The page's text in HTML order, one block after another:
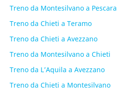
Treno da Montesilvano a Pescara
Treno da Chieti a Teramo
Treno da Chieti a Avezzano
Treno da Montesilvano a Chieti
Treno da L’Aquila a Avezzano
Treno da Chieti a Montesilvano